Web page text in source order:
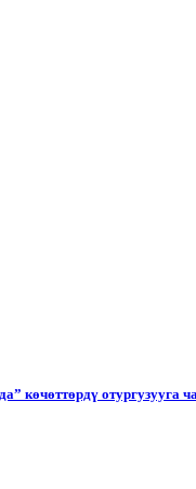
көчөттөрдү отургузууга